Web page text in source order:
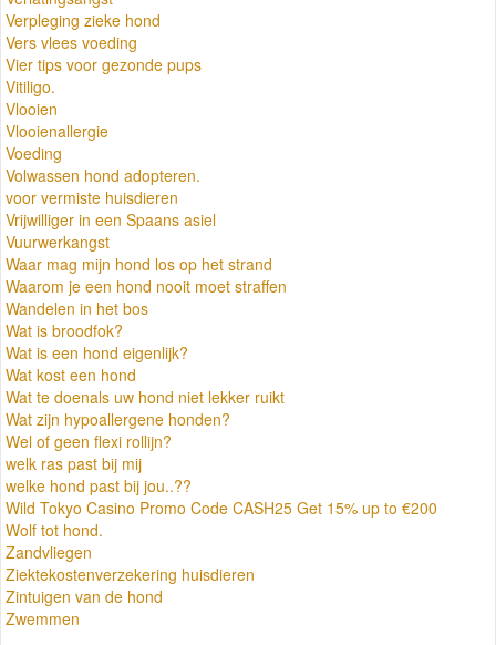
Verpleging zieke hond
Vers vlees voeding
Vier tips voor gezonde pups
Vitiligo.
Vlooien
Vlooienallergie
Voeding
Volwassen hond adopteren.
voor vermiste huisdieren
Vrijwilliger in een Spaans asiel
Vuurwerkangst
Waar mag mijn hond los op het strand
Waarom je een hond nooit moet straffen
Wandelen in het bos
Wat is broodfok?
Wat is een hond eigenlijk?
Wat kost een hond
Wat te doenals uw hond niet lekker ruikt
Wat zijn hypoallergene honden?
Wel of geen flexi rollijn?
welk ras past bij mij
welke hond past bij jou..??
Wild Tokyo Casino Promo Code CASH25 Get 15% up to €200
Wolf tot hond.
Zandvliegen
Ziektekostenverzekering huisdieren
Zintuigen van de hond
Zwemmen